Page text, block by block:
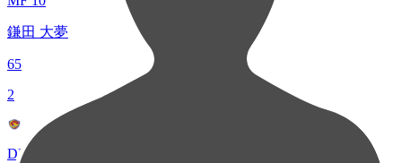
鎌田 大夢
65
2
DF 25